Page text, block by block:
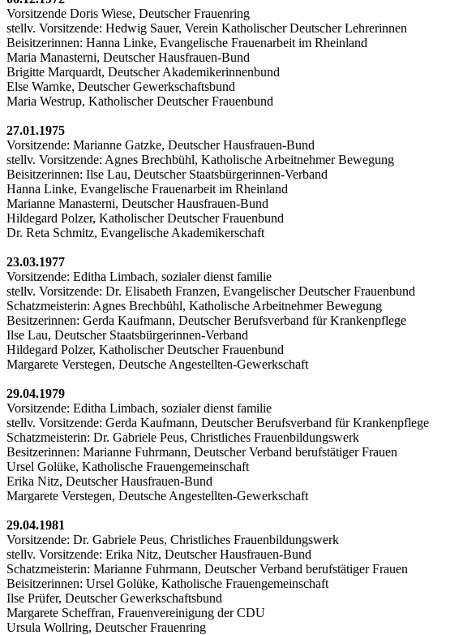
Vorsitzende Doris Wiese, Deutscher Frauenring
stellv. Vorsitzende: Hedwig Sauer, Verein Katholischer Deutscher Lehrerinnen
Beisitzerinnen: Hanna Linke, Evangelische Frauenarbeit im Rheinland
Maria Manasterni, Deutscher Hausfrauen-Bund
Brigitte Marquardt, Deutscher Akademikerinnenbund
Else Warnke, Deutscher Gewerkschaftsbund
Maria Westrup, Katholischer Deutscher Frauenbund
27.01.1975
Vorsitzende: Marianne Gatzke, Deutscher Hausfrauen-Bund
stellv. Vorsitzende: Agnes Brechbühl, Katholische Arbeitnehmer Bewegung
Beisitzerinnen: Ilse Lau, Deutscher Staatsbürgerinnen-Verband
Hanna Linke, Evangelische Frauenarbeit im Rheinland
Marianne Manasterni, Deutscher Hausfrauen-Bund
Hildegard Polzer, Katholischer Deutscher Frauenbund
Dr. Reta Schmitz, Evangelische Akademikerschaft
23.03.1977
Vorsitzende: Editha Limbach, sozialer dienst familie
stellv. Vorsitzende: Dr. Elisabeth Franzen, Evangelischer Deutscher Frauenbund
Schatzmeisterin: Agnes Brechbühl, Katholische Arbeitnehmer Bewegung
Besitzerinnen: Gerda Kaufmann, Deutscher Berufsverband für Krankenpflege
Ilse Lau, Deutscher Staatsbürgerinnen-Verband
Hildegard Polzer, Katholischer Deutscher Frauenbund
Margarete Verstegen, Deutsche Angestellten-Gewerkschaft
29.04.1979
Vorsitzende: Editha Limbach, sozialer dienst familie
stellv. Vorsitzende: Gerda Kaufmann, Deutscher Berufsverband für Krankenpflege
Schatzmeisterin: Dr. Gabriele Peus, Christliches Frauenbildungswerk
Besitzerinnen: Marianne Fuhrmann, Deutscher Verband berufstätiger Frauen
Ursel Golüke, Katholische Frauengemeinschaft
Erika Nitz, Deutscher Hausfrauen-Bund
Margarete Verstegen, Deutsche Angestellten-Gewerkschaft
29.04.1981
Vorsitzende: Dr. Gabriele Peus, Christliches Frauenbildungswerk
stellv. Vorsitzende: Erika Nitz, Deutscher Hausfrauen-Bund
Schatzmeisterin: Marianne Fuhrmann, Deutscher Verband berufstätiger Frauen
Beisitzerinnen: Ursel Golüke, Katholische Frauengemeinschaft
Ilse Prüfer, Deutscher Gewerkschaftsbund
Margarete Scheffran, Frauenvereinigung der CDU
Ursula Wollring, Deutscher Frauenring